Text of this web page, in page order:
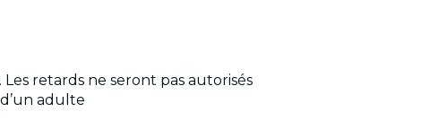
retards ne seront pas autorisés
adulte